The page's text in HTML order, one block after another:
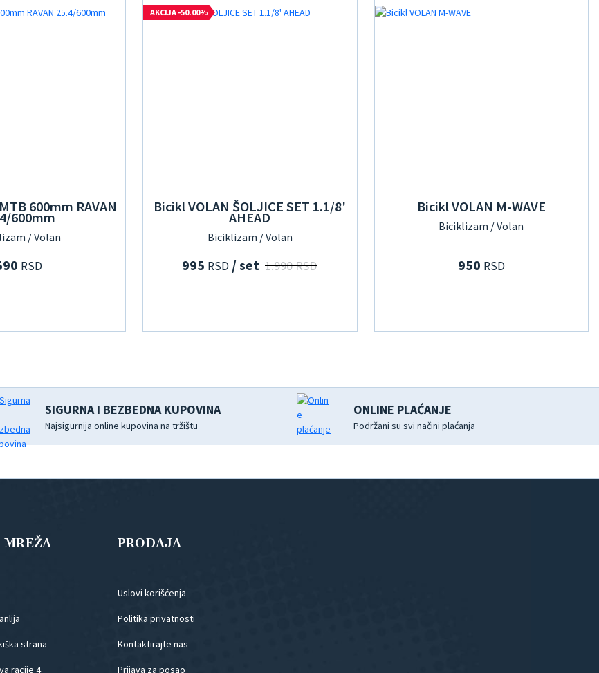
600mm RAVAN
600mm
/ Volan
RSD
AKCIJA -50.00%
Bicikl VOLAN ŠOLJICE SET 1.1/8'
AHEAD
Biciklizam / Volan
995 RSD / set 1.990 RSD
Bicikl VOLAN M-WAVE
Biciklizam / Volan
950 RSD
SIGURNA I BEZBEDNA KUPOVINA
Najsigurnija online kupovina na tržištu
ONLINE PLAĆANJE
Podržani su svi načini plaćanja
MREŽA
strana
racije 4
PRODAJA
Uslovi korišćenja
Politika privatnosti
Kontaktirajte nas
Prijava za posao